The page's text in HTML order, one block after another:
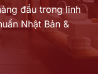
đầu trong lĩnh
Nhật Bản &